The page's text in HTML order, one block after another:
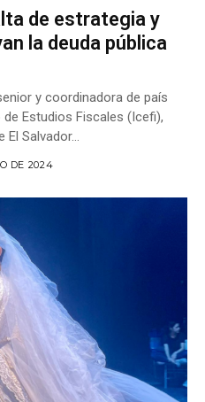
de estrategia y
la deuda pública
y coordinadora de país
Estudios Fiscales (Icefi),
El Salvador...
DE 2024